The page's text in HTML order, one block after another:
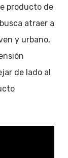
producto de
atraer a
y urbano,
de lado al